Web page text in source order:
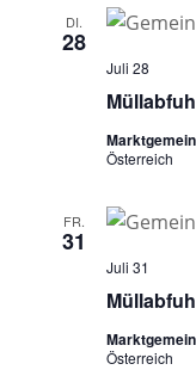
DI.
28
Juli 28
Österreich
FR.
31
Juli 31
Österreich